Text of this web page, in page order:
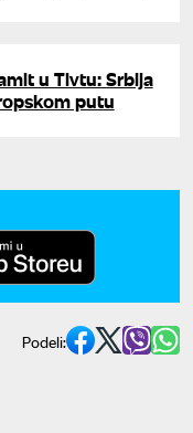
u Tivtu: Srbija
putu
Podeli: